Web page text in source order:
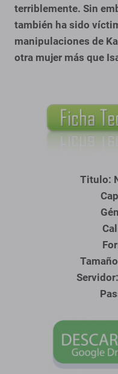
terriblemente. Sin
también ha sido
manipulaciones de
otra mujer más que
Titulo: